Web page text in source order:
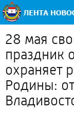
28 мая
праздник
охраняет
Родины: